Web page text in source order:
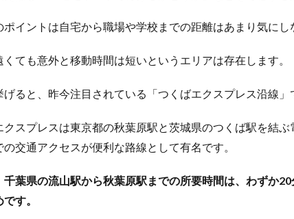
ポイントは自宅から職場や学校までの距離はあまり気にし
くても意外と移動時間は短いというエリアは存在します。
げると、昨今注目されている「つくばエクスプレス沿線」
クスプレスは東京都の秋葉原駅と茨城県のつくば駅を結
の交通アクセスが便利な路線として有名です。
千葉県の流山駅から秋葉原駅までの所要時間は、わずか
す。